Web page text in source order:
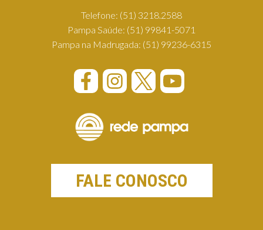
Telefone: (51) 3218.2588
Pampa Saúde: (51) 99841-5071
Pampa na Madrugada: (51) 99236-6315
FALE CONOSCO